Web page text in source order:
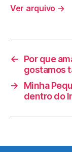
Ver arquivo →
←
Por que
gostamos
→
Minha
dentro do